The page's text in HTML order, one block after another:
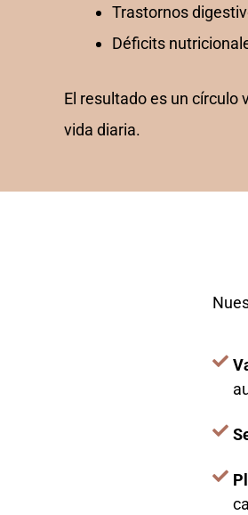
Trastornos
Déficits
El resultado es un círculo
vida diaria.